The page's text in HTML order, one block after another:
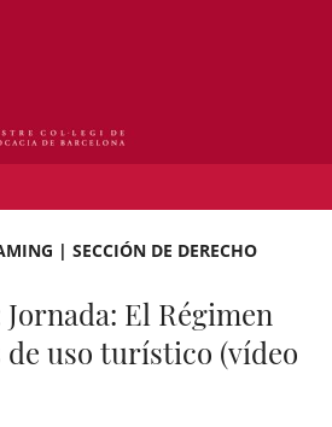
| SECCIÓN DE DERECHO
El Régimen
uso turístico (vídeo